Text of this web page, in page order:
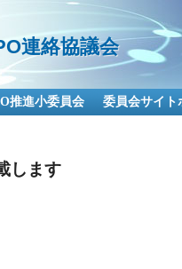
連絡協議会
推進小委員会 委員会サイト
します